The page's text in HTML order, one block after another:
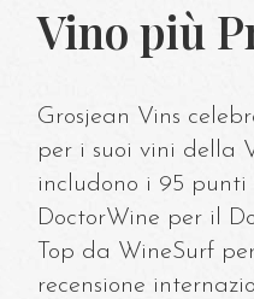
Vino più
Grosjean Vins
per i suoi vini della
includono i 95 punti
DoctorWine per il
Top da WineSurf
recensione